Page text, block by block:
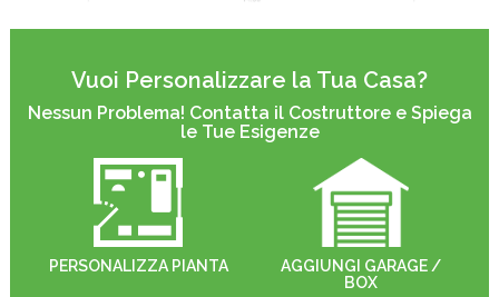
Vuoi Personalizzare la Tua Casa?
Nessun Problema! Contatta il Costruttore e Spiega
le Tue Esigenze
PERSONALIZZA PIANTA
AGGIUNGI GARAGE /
BOX